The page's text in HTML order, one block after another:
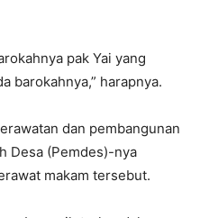
pak Yai yang
barokahnya,” harapnya.
dan pembangunan
Desa (Pemdes)-nya
makam tersebut.